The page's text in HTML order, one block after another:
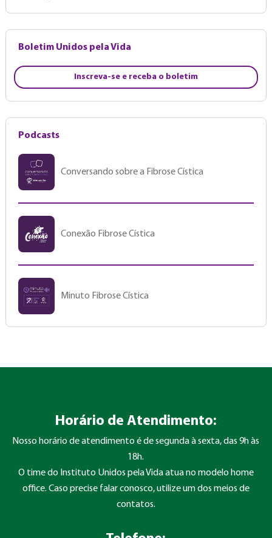
Boletim Unidos pela Vida
Inscreva-se e receba o boletim
Podcasts
Conversando sobre a Fibrose Cística
Conexão Fibrose Cística
Minuto Fibrose Cística
Horário de Atendimento:
Nosso horário de atendimento é de segunda à sexta, das 9h às
18h.
O time do Instituto Unidos pela Vida atua no modelo home
office. Caso precise falar conosco, utilize um dos meios de
contatos.